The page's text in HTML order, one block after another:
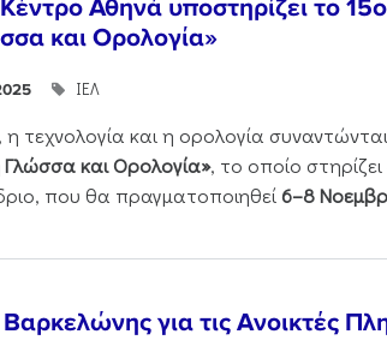
Αθηνά υποστηρίζει το
και Ορολογία»
ΙΕΛ
τεχνολογία και η ορολογία
Γλώσσα και Ορολογία», το οποίο
που θα πραγματοποιηθεί 6–8
για τις Ανοικτές